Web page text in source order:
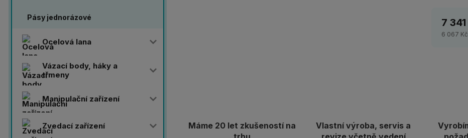
Pásy jednorázové
Ocelová lana
Vázací body, háky a
třmeny
Manipulační zařízení
Zvedací zařízení
7
6 067 Kč
Máme 20 let zkušeností na
Vlastní výroba, servis a